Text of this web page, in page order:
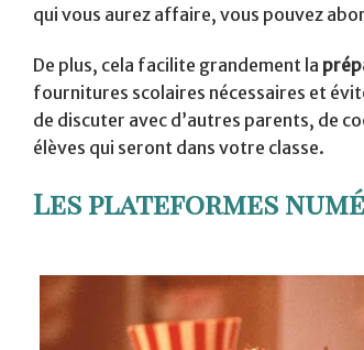
qui vous aurez affaire, vous pouvez
De plus, cela facilite grandement la
fournitures scolaires nécessaires et
de discuter avec d’autres parents, de
élèves qui seront dans votre classe.
Les plateformes